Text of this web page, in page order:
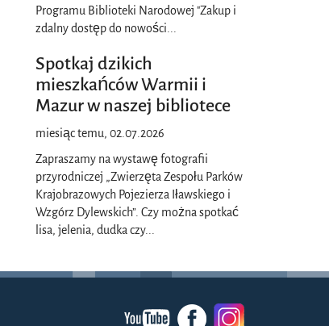
Programu Biblioteki Narodowej "Zakup i
zdalny dostęp do nowości
Spotkaj dzikich
mieszkańców Warmii i
Mazur w naszej bibliotece
miesiąc temu, 02.07.2026
Zapraszamy na wystawę fotografii
przyrodniczej „Zwierzęta Zespołu Parków
Krajobrazowych Pojezierza Iławskiego i
Wzgórz Dylewskich”. Czy można spotkać
lisa, jelenia, dudka czy...